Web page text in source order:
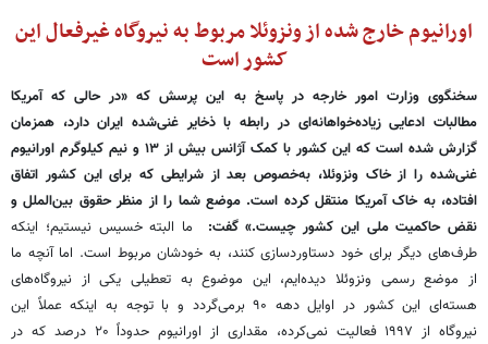
اورانیوم خارج شده از ونزوئلا مربوط به نیروگاه غیرفعال این
کشور است
سخنگوی وزارت امور خارجه در پاسخ به این پرسش که «در حالی که آمریکا
مطالبات ادعایی زیاده‌خواهانه‌ای در رابطه با ذخایر غنی‌شده ایران دارد، همزمان
گزارش شده است که این کشور با کمک آژانس بیش از ۱۳ و نیم کیلوگرم اورانیوم
غنی‌شده را از خاک ونزوئلا، به‌خصوص بعد از شرایطی که برای این کشور اتفاق
افتاده، به خاک آمریکا منتقل کرده است. موضع شما را از منظر حقوق بین‌الملل و
نقض حاکمیت ملی این کشور چیست.» گفت: ما البته خسیس نیستیم؛ اینکه
طرف‌های دیگر برای خود دستاوردسازی کنند، به خودشان مربوط است. اما آنچه ما
از موضع رسمی ونزوئلا دیده‌ایم، این موضوع به تعطیلی یکی از نیروگاه‌های
هسته‌ای این کشور در اوایل دهه ۹۰ برمی‌گردد و با توجه به اینکه عملاً این
نیروگاه از ۱۹۹۷ فعالیت نمی‌کرده، مقداری از اورانیوم حدوداً ۲۰ درصد که در